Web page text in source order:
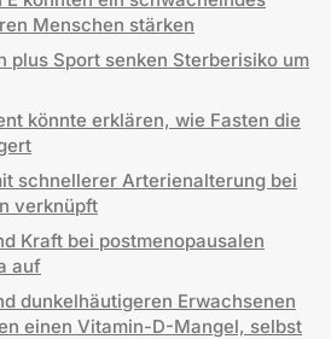
Menschen stärken
plus Sport senken Sterberisiko um
könnte erklären, wie Fasten die
schnellerer Arterienalterung bei
verknüpft
Kraft bei postmenopausalen
auf
dunkelhäutigeren Erwachsenen
einen Vitamin-D-Mangel, selbst